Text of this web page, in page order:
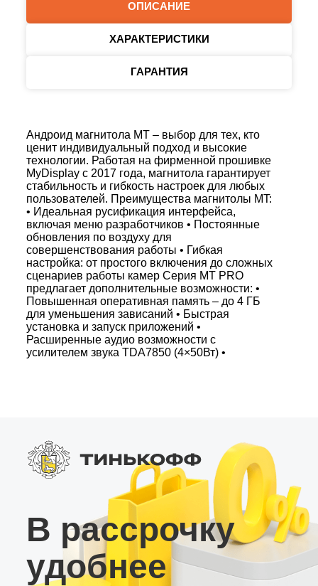
ОПИСАНИЕ
ХАРАКТЕРИСТИКИ
ГАРАНТИЯ
Андроид магнитола MT – выбор для тех, кто
ценит индивидуальный подход и высокие
технологии. Работая на фирменной прошивке
MyDisplay с 2017 года, магнитола гарантирует
стабильность и гибкость настроек для любых
пользователей. Преимущества магнитолы MT:
• Идеальная русификация интерфейса,
включая меню разработчиков • Постоянные
обновления по воздуху для
совершенствования работы • Гибкая
настройка: от простого включения до сложных
сценариев работы камер Серия MT PRO
предлагает дополнительные возможности: •
Повышенная оперативная память – до 4 ГБ
для уменьшения зависаний • Быстрая
установка и запуск приложений •
Расширенные аудио возможности с
усилителем звука TDA7850 (4×50Вт) •
на связи Идеально для установки в
автомобиль – купить андроид магнитолу MT
или MT PRO, чтобы наслаждаться высокой
производительностью и удобством
современного цифрового мира.
В рассрочку
удобнее